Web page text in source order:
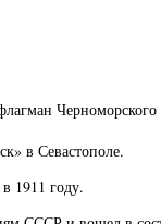
в Севастополе.
1911 году.